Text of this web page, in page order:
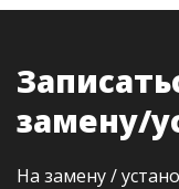
замену/
На замену /